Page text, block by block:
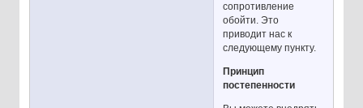
сопротивление
обойти. Это
приводит нас к
следующему пункту.
Принцип
постепенности